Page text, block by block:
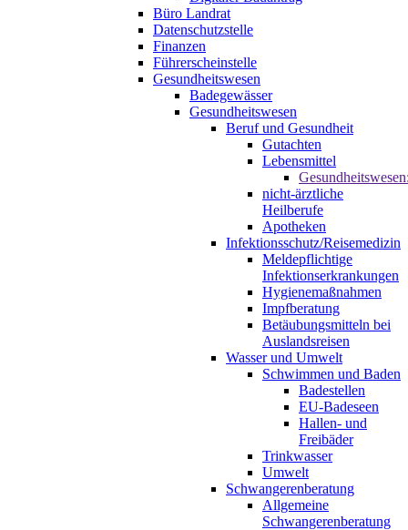
Büro Landrat
Datenschutzstelle
Finanzen
Führerscheinstelle
Gesundheitswesen
Badegewässer
Gesundheitswesen
Beruf und Gesundheit
Gutachten
Lebensmittel
nicht-ärztliche
Heilberufe
Apotheken
Infektionsschutz/Reisemedizin
Meldepflichtige
Infektionserkrankungen
Hygienemaßnahmen
Impfberatung
Betäubungsmitteln bei
Auslandsreisen
Wasser und Umwelt
Schwimmen und Baden
Badestellen
EU-Badeseen
Hallen- und
Freibäder
Trinkwasser
Umwelt
Schwangerenberatung
Allgemeine
Schwangerenberatung